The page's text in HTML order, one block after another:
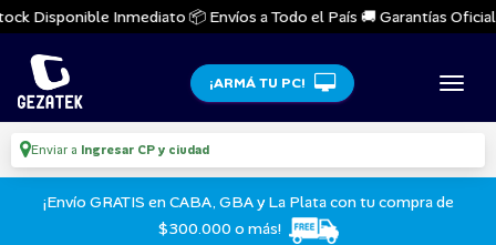
Disponible Inmediato 📦 Envíos a Todo el País 🚚 Garantías
¡ARMÁ TU PC!
Enviar a Ingresar CP y ciudad
¡Envío GRATIS en CABA, GBA y La Plata con tu compra de
$300.000 o más!